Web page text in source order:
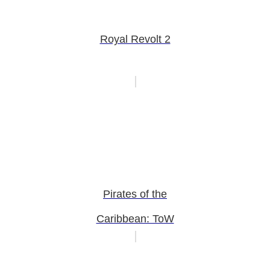
Royal Revolt 2
Pirates of the
Caribbean: ToW